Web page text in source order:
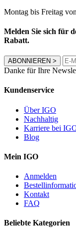
Montag bis Freitag
Melden Sie sich für
Rabatt.
ABONNIEREN >
Danke für Ihre
Kundenservice
Über IGO
Nachhaltig
Karriere bei
Blog
Mein IGO
Anmelden
Kontakt
FAQ
Beliebte Kategorien